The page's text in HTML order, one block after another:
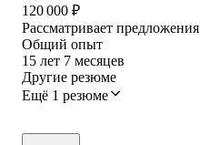
120 000 ₽
Рассматривает предложения
Общий опыт
15 лет 7 месяцев
Другие резюме
Ещё 1 резюме